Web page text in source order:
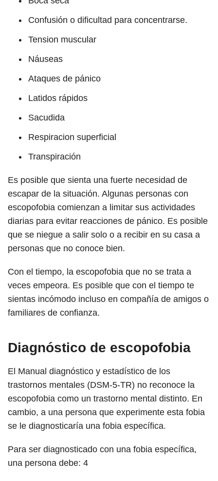
Confusión o dificultad para concentrarse.
Tension muscular
Náuseas
Ataques de pánico
Latidos rápidos
Sacudida
Respiracion superficial
Transpiración
Es posible que sienta una fuerte necesidad de
escapar de la situación. Algunas personas con
escopofobia comienzan a limitar sus actividades
diarias para evitar reacciones de pánico. Es posible
que se niegue a salir solo o a recibir en su casa a
personas que no conoce bien.
Con el tiempo, la escopofobia que no se trata a
veces empeora. Es posible que con el tiempo te
sientas incómodo incluso en compañía de amigos o
familiares de confianza.
Diagnóstico de escopofobia
El Manual diagnóstico y estadístico de los
trastornos mentales (DSM-5-TR) no reconoce la
escopofobia como un trastorno mental distinto. En
cambio, a una persona que experimente esta fobia
se le diagnosticaría una fobia específica.
Para ser diagnosticado con una fobia específica,
una persona debe: 4